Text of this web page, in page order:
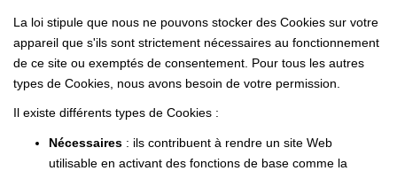
La loi stipule que nous ne pouvons stocker des Cookies sur votre
appareil que s'ils sont strictement nécessaires au fonctionnement
de ce site ou exemptés de consentement. Pour tous les autres
types de Cookies, nous avons besoin de votre permission.
Il existe différents types de Cookies :
Nécessaires : ils contribuent à rendre un site Web
utilisable en activant des fonctions de base comme la